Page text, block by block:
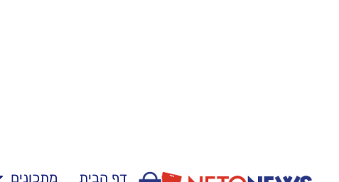
דף הבית מתכונים